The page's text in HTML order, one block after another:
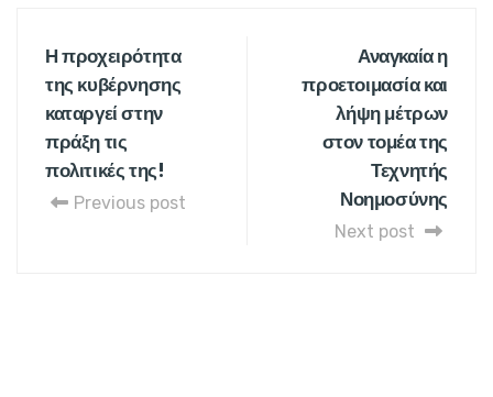
Η προχειρότητα
της κυβέρνησης
καταργεί στην
πράξη τις
πολιτικές της!
Previous post
Αναγκαία η
προετοιμασία και
λήψη μέτρων
στον τομέα της
Τεχνητής
Νοημοσύνης
Next post